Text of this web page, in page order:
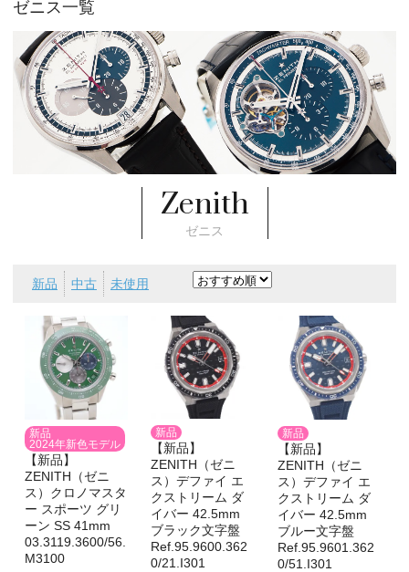
ゼニス一覧
Zenith
ゼニス
新品 中古 未使用
新品
2024年新色モデル
【新品】
ZENITH（ゼニ
ス）クロノマスタ
ー スポーツ グリ
ーン SS 41mm
03.3119.3600/56.
M3100
新品
【新品】
ZENITH（ゼニ
ス）デファイ エ
クストリーム ダ
イバー 42.5mm
ブラック文字盤
Ref.95.9600.362
0/21.I301
新品
【新品】
ZENITH（ゼニ
ス）デファイ エ
クストリーム ダ
イバー 42.5mm
ブルー文字盤
Ref.95.9601.362
0/51.I301